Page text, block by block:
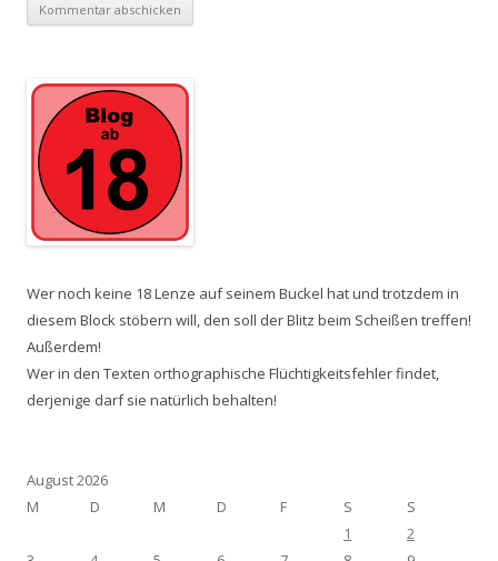
Wer noch keine 18 Lenze auf seinem Buckel hat und trotzdem in
diesem Block stöbern will, den soll der Blitz beim Scheißen treffen!
Außerdem!
Wer in den Texten orthographische Flüchtigkeitsfehler findet,
derjenige darf sie natürlich behalten!
August 2026
M
D M D F S
S
1
2